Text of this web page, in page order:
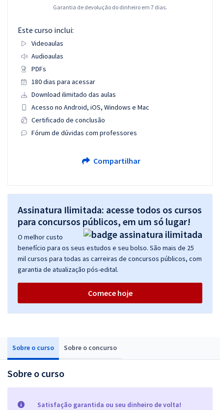
Sobre o curso Sobre o concurso
Sobre o curso
Satisfação garantida ou seu dinheiro de volta!
Garantia de devolução do dinheiro em 7 dias.
Este curso inclui:
Videoaulas
Audioaulas
PDFs
180 dias para acessar
Download ilimitado das aulas
Acesso no Android, iOS, Windows e Mac
Certificado de conclusão
Fórum de dúvidas com professores
Compartilhar
Assinatura Ilimitada: acesse todos os cursos
para concursos públicos, em um só lugar!
O melhor custo
benefício para os seus estudos e seu bolso. São mais de 25
mil cursos para todas as carreiras de concursos públicos, com
garantia de atualização pós-edital.
Comece hoje